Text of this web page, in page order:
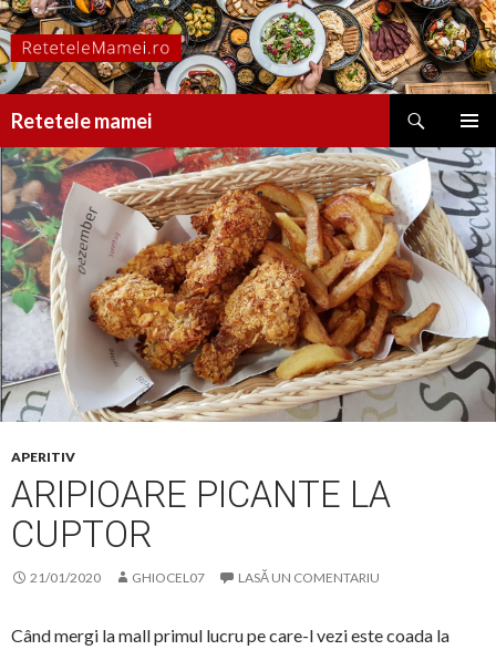
Retetele mamei
MENIU
LA
CONȚINUT
APERITIV
ARIPIOARE PICANTE LA
CUPTOR
21/01/2020 GHIOCEL07 LASĂ UN COMENTARIU
Când mergi la mall primul lucru pe care-l vezi este coada la